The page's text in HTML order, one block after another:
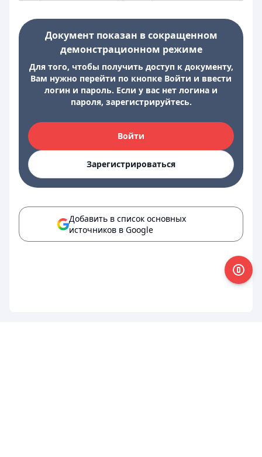
Документ показан в сокращенном
демонстрационном режиме
Для того, чтобы получить доступ к документу,
Вам нужно перейти по кнопке Войти и ввести
логин и пароль. Если у вас нет логина и
пароля, зарегистрируйтесь.
Войти
Зарегистрироваться
Добавить в список основных
источников в Google